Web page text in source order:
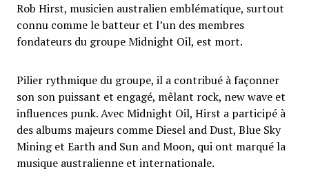
Rob Hirst, musicien australien emblématique, surtout
connu comme le batteur et l’un des membres
fondateurs du groupe Midnight Oil, est mort.
Pilier rythmique du groupe, il a contribué à façonner
son son puissant et engagé, mêlant rock, new wave et
influences punk. Avec Midnight Oil, Hirst a participé à
des albums majeurs comme Diesel and Dust, Blue Sky
Mining et Earth and Sun and Moon, qui ont marqué la
musique australienne et internationale.